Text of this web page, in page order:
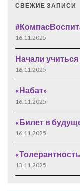
СВЕЖИЕ ЗАПИСИ
16.11.2025
Начали
16.11.2025
«Набат»
16.11.2025
«Билет в
16.11.2025
13.11.2025